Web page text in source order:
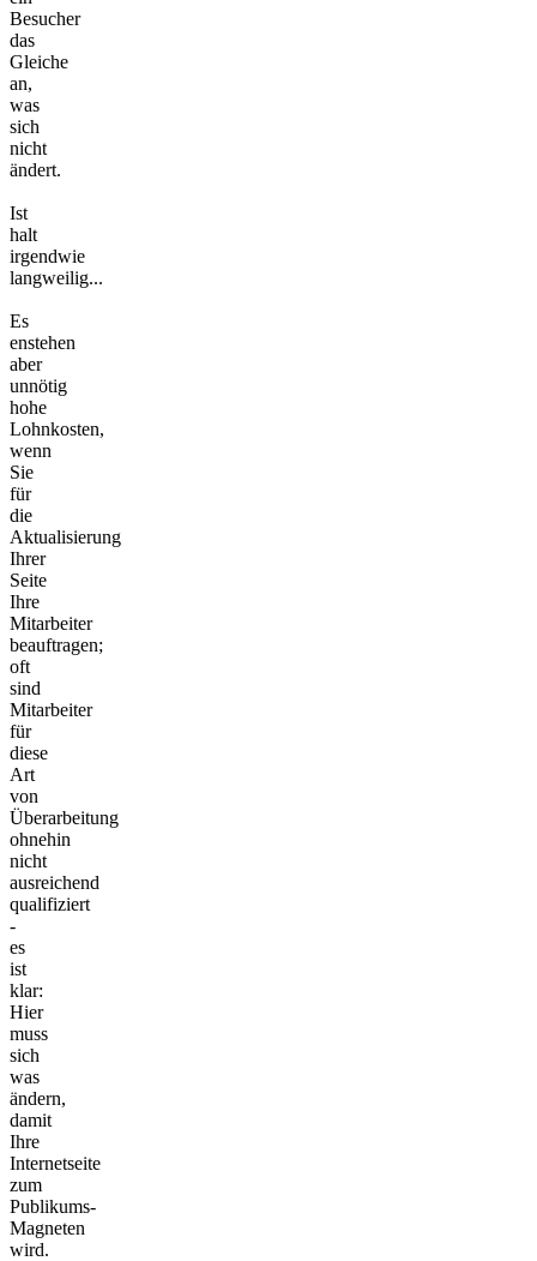
Besucher
das
Gleiche
an,
was
sich
nicht
ändert.
Ist
halt
irgendwie
langweilig...
Es
enstehen
aber
unnötig
hohe
Lohnkosten,
wenn
Sie
für
die
Aktualisierung
Ihrer
Seite
Ihre
Mitarbeiter
beauftragen;
oft
sind
Mitarbeiter
für
diese
Art
von
Überarbeitung
ohnehin
nicht
ausreichend
qualifiziert
-
es
ist
klar:
Hier
muss
sich
was
ändern,
damit
Ihre
Internetseite
zum
Publikums-
Magneten
wird.